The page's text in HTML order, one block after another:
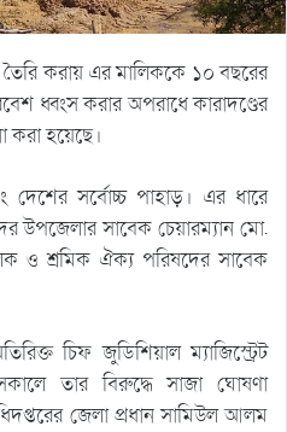
করায় এর মালিককে ১০ বছরের
ধ্বংস করার অপরাধে কারাদণ্ডের
করা হয়েছে।
দেশের সর্বোচ্চ পাহাড়। এর ধারে
উপজেলার সাবেক চেয়ারম্যান মো.
ও শ্রমিক ঐক্য পরিষদের সাবেক
চিফ জুডিশিয়াল ম্যাজিস্ট্রেট
তার বিরুদ্ধে সাজা ঘোষণা
জেলা প্রধান সামিউল আলম